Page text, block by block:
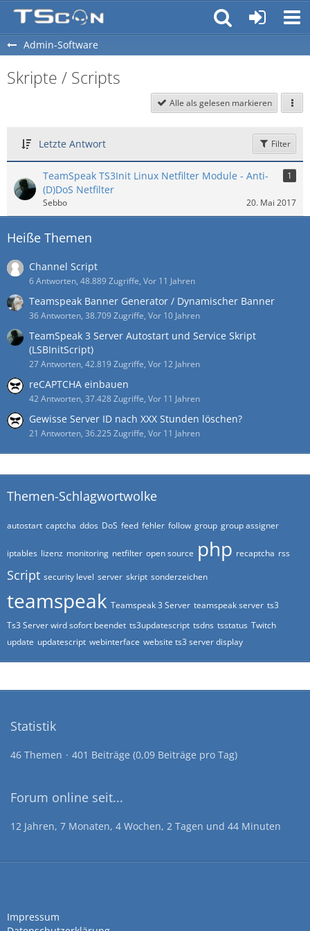
Admin-Software
Skripte / Scripts
Alle als gelesen markieren
Letzte Antwort Filter
TeamSpeak TS3Init Linux Netfilter Module - Anti-
(D)DoS Netfilter
1
Sebbo 20. Mai 2017
Heiße Themen
Channel Script
6 Antworten, 48.889 Zugriffe, Vor 11 Jahren
Teamspeak Banner Generator / Dynamischer Banner
36 Antworten, 38.709 Zugriffe, Vor 10 Jahren
TeamSpeak 3 Server Autostart und Service Skript
(LSBInitScript)
27 Antworten, 42.819 Zugriffe, Vor 12 Jahren
reCAPTCHA einbauen
42 Antworten, 37.428 Zugriffe, Vor 11 Jahren
Gewisse Server ID nach XXX Stunden löschen?
21 Antworten, 36.225 Zugriffe, Vor 11 Jahren
Themen-Schlagwortwolke
autostart captcha ddos DoS feed fehler follow group group assigner
iptables lizenz monitoring netfilter open source php recaptcha rss
Script security level server skript sonderzeichen
teamspeak Teamspeak 3 Server teamspeak server ts3
Ts3 Server wird sofort beendet ts3updatescript tsdns tsstatus Twitch
update updatescript webinterface website ts3 server display
Statistik
46 Themen 401 Beiträge (0,09 Beiträge pro Tag)
Forum online seit...
12 Jahren, 7 Monaten, 4 Wochen, 2 Tagen und 44 Minuten
Impressum